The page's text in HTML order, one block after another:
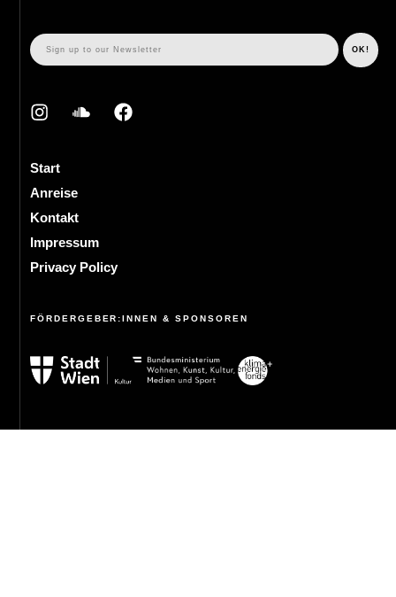
Start
Anreise
Kontakt
Impressum
Privacy Policy
FÖRDERGEBER:INNEN & SPONSOREN